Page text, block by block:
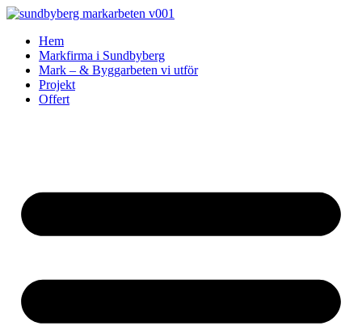
Skip
contentHem
Markfirma i Sundbyberg
Mark – & Byggarbeten vi utför
Projekt
Offert